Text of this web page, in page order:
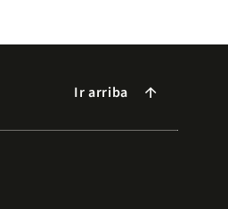
Ir arriba arrow_forward